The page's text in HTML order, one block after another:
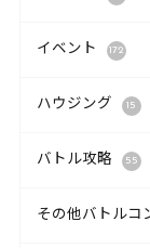
イベント 172
ハウジング 15
バトル攻略 55
その他バトルコ